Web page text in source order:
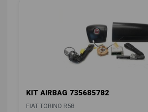
KIT AIRBAG 735685782
FIAT TORINO R58